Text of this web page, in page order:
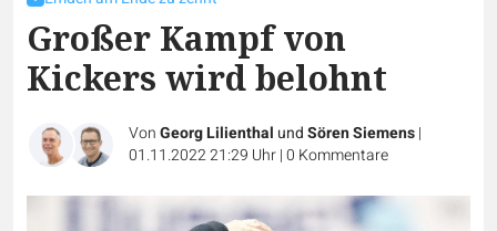
Großer Kampf von
Kickers wird belohnt
VonGeorg Lilienthal undSören Siemens|
01.11.2022 21:29 Uhr|0 Kommentare